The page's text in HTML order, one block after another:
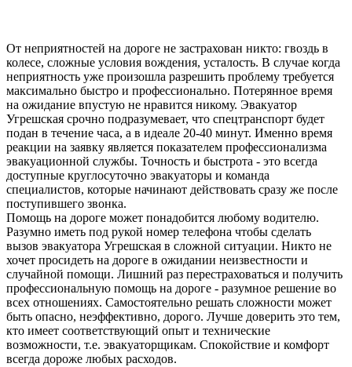
От неприятностей на дороге не застрахован никто: гвоздь в
колесе, сложные условия вождения, усталость. В случае когда
неприятность уже произошла разрешить проблему требуется
максимально быстро и профессионально. Потерянное время
на ожидание впустую не нравится никому. Эвакуатор
Угрешская срочно подразумевает, что спецтранспорт будет
подан в течение часа, а в идеале 20-40 минут. Именно время
реакции на заявку является показателем профессионализма
эвакуационной службы. Точность и быстрота - это всегда
доступные круглосуточно эвакуаторы и команда
специалистов, которые начинают действовать сразу же после
поступившего звонка.
Помощь на дороге может понадобится любому водителю.
Разумно иметь под рукой номер телефона чтобы сделать
вызов эвакуатора Угрешская в сложной ситуации. Никто не
хочет просидеть на дороге в ожидании неизвестности и
случайной помощи. Лишний раз перестраховаться и получить
профессиональную помощь на дороге - разумное решение во
всех отношениях. Самостоятельно решать сложности может
быть опасно, неэффективно, дорого. Лучше доверить это тем,
кто имеет соответствующий опыт и технические
возможности, т.е. эвакуаторщикам. Спокойствие и комфорт
всегда дороже любых расходов.